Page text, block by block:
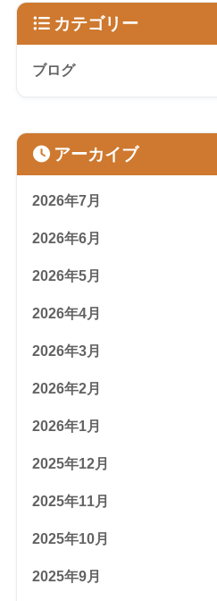
カテゴリー
ブログ
アーカイブ
2026年7月
2026年6月
2026年5月
2026年4月
2026年3月
2026年2月
2026年1月
2025年12月
2025年11月
2025年10月
2025年9月